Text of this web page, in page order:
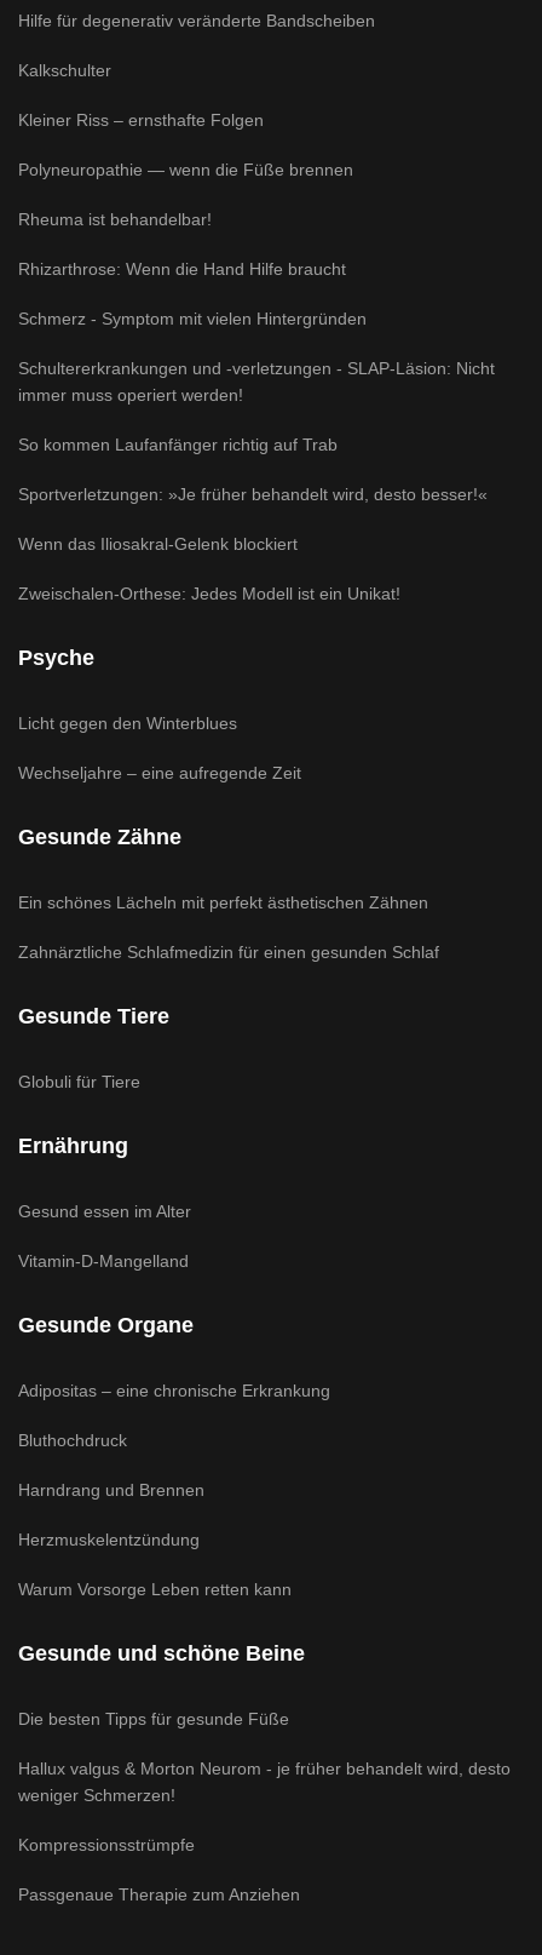
Hilfe für degenerativ veränderte Bandscheiben
Kalkschulter
Kleiner Riss – ernsthafte Folgen
Polyneuropathie — wenn die Füße brennen
Rheuma ist behandelbar!
Rhizarthrose: Wenn die Hand Hilfe braucht
Schmerz - Symptom mit vielen Hintergründen
Schultererkrankungen und -verletzungen - SLAP-Läsion: Nicht
immer muss operiert werden!
So kommen Laufanfänger richtig auf Trab
Sportverletzungen: »Je früher behandelt wird, desto besser!«
Wenn das Iliosakral-Gelenk blockiert
Zweischalen-Orthese: Jedes Modell ist ein Unikat!
Psyche
Licht gegen den Winterblues
Wechseljahre – eine aufregende Zeit
Gesunde Zähne
Ein schönes Lächeln mit perfekt ästhetischen Zähnen
Zahnärztliche Schlafmedizin für einen gesunden Schlaf
Gesunde Tiere
Globuli für Tiere
Ernährung
Gesund essen im Alter
Vitamin-D-Mangelland
Gesunde Organe
Adipositas – eine chronische Erkrankung
Bluthochdruck
Harndrang und Brennen
Herzmuskelentzündung
Warum Vorsorge Leben retten kann
Gesunde und schöne Beine
Die besten Tipps für gesunde Füße
Hallux valgus & Morton Neurom - je früher behandelt wird, desto
weniger Schmerzen!
Kompressionsstrümpfe
Passgenaue Therapie zum Anziehen